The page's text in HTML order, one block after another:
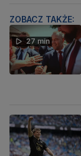
ZOBACZ TAKŻE:
27 min